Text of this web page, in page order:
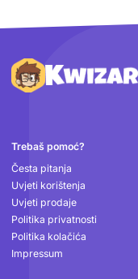
Podnožje
Trebaš pomoć?
Česta pitanja
Uvjeti korištenja
Uvjeti prodaje
Politika privatnosti
Politika kolačića
Impressum